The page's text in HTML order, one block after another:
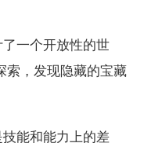
一个开放性的世
索，发现隐藏的宝藏
能和能力上的差